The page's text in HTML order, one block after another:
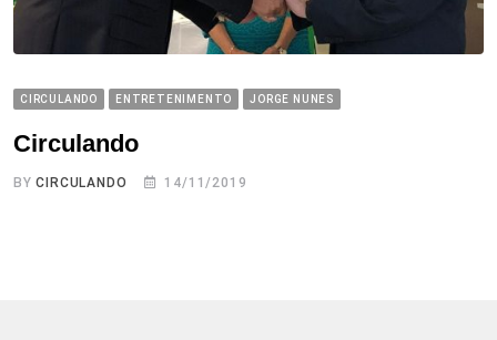
CIRCULANDO ENTRETENIMENTO JORGE NUNES
Circulando
BYCIRCULANDO 14/11/2019